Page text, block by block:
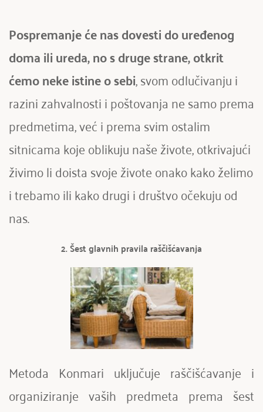
Pospremanje će nas dovesti do uređenog
doma ili ureda, no s druge strane, otkrit
ćemo neke istine o sebi, svom odlučivanju i
razini zahvalnosti i poštovanja ne samo prema
predmetima, već i prema svim ostalim
sitnicama koje oblikuju naše živote, otkrivajući
živimo li doista svoje živote onako kako želimo
i trebamo ili kako drugi i društvo očekuju od
nas.
2. Šest glavnih pravila raščišćavanja
Metoda Konmari uključuje raščišćavanje i
organiziranje vaših predmeta prema šest